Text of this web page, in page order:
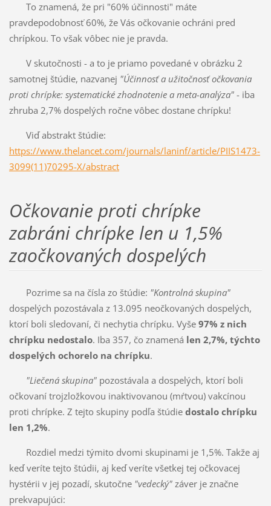
To znamená, že pri "60% účinnosti" máte
pravdepodobnosť 60%, že Vás očkovanie ochráni pred
chrípkou. To však vôbec nie je pravda.
V skutočnosti - a to je priamo povedané v obrázku 2
samotnej štúdie, nazvanej "Účinnosť a užitočnosť očkovania
proti chrípke: systematické zhodnotenie a meta-analýza"- iba
zhruba 2,7% dospelých ročne vôbec dostane chrípku!
Viď abstrakt štúdie:
https://www.thelancet.com/journals/laninf/article/PIIS1473-
3099(11)70295-X/abstract
Očkovanie proti chrípke
zabráni chrípke len u 1,5%
zaočkovaných dospelých
Pozrime sa na čísla zo štúdie: "Kontrolná skupina"
dospelých pozostávala z 13.095 neočkovaných dospelých,
ktorí boli sledovaní, či nechytia chrípku. Vyše 97% z nich
chrípku nedostalo. Iba 357, čo znamená len 2,7%, týchto
dospelých ochorelo na chrípku.
"Liečená skupina"pozostávala a dospelých, ktorí boli
očkovaní trojzložkovou inaktivovanou (mŕtvou) vakcínou
proti chrípke. Z tejto skupiny podľa štúdie dostalo chrípku
len 1,2%.
Rozdiel medzi týmito dvomi skupinami je 1,5%. Takže aj
keď veríte tejto štúdii, aj keď veríte všetkej tej očkovacej
hystérii v jej pozadí, skutočne "vedecký"záver je značne
prekvapujúci: